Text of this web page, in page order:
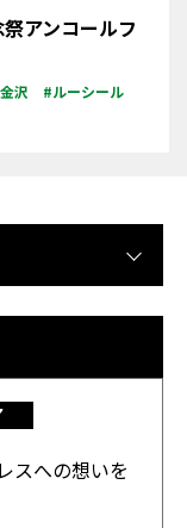
アンコールフ
沢
#ルーシール
スへの想いを